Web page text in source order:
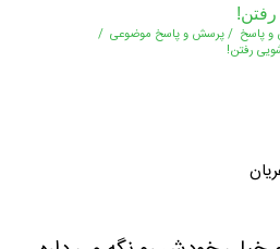
پاسخ /پرسش و پاسخ موضوعی /
رفتن!